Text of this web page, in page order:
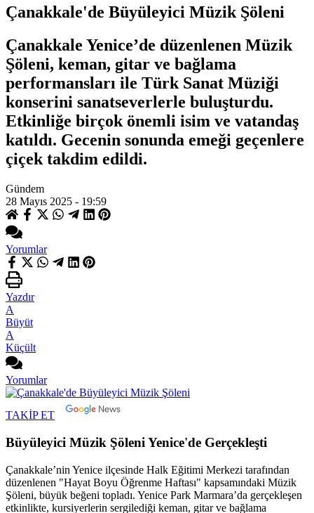
Çanakkale'de Büyüleyici Müzik Şöleni
Çanakkale Yenice’de düzenlenen Müzik
Şöleni, keman, gitar ve bağlama
performansları ile Türk Sanat Müziği
konserini sanatseverlerle buluşturdu.
Etkinliğe birçok önemli isim ve vatandaş
katıldı. Gecenin sonunda emeği geçenlere
çiçek takdim edildi.
Gündem
28 Mayıs 2025 - 19:59
Yorumlar
Yazdır
A
Büyüt
A
Küçült
Yorumlar
TAKİP ET
Büyüleyici Müzik Şöleni Yenice'de Gerçekleşti
Çanakkale’nin Yenice ilçesinde Halk Eğitimi Merkezi tarafından
düzenlenen "Hayat Boyu Öğrenme Haftası" kapsamındaki Müzik
Şöleni, büyük beğeni topladı. Yenice Park Marmara’da gerçekleşen
etkinlikte, kursiyerlerin sergilediği keman, gitar ve bağlama